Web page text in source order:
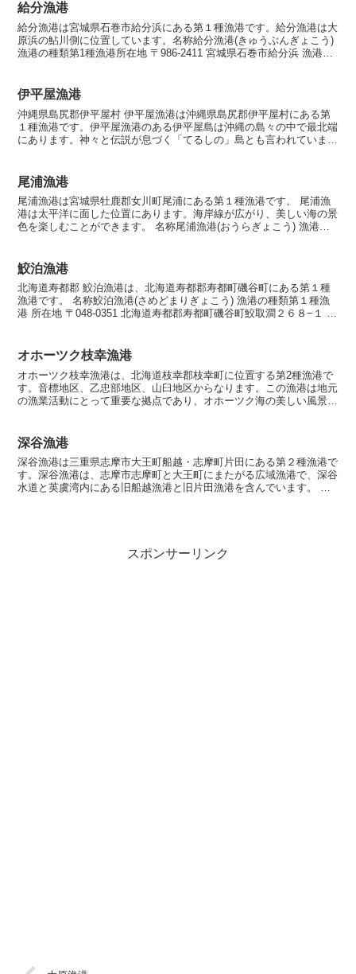
給分漁港
給分漁港は宮城県石巻市給分浜にある第１種漁港です。給分漁港は大
原浜の鮎川側に位置しています。名称給分漁港(きゅうぶんぎょこう)
漁港の種類第1種漁港所在地 〒986-2411 宮城県石巻市給分浜 漁港指
伊平屋漁港
沖縄県島尻郡伊平屋村 伊平屋漁港は沖縄県島尻郡伊平屋村にある第
１種漁港です。伊平屋漁港のある伊平屋島は沖縄の島々の中で最北端
にあります。神々と伝説が息づく「てるしの」島とも言われていま
尾浦漁港
尾浦漁港は宮城県牡鹿郡女川町尾浦にある第１種漁港です。 尾浦漁
港は太平洋に面した位置にあります。海岸線が広がり、美しい海の景
色を楽しむことができます。 名称尾浦漁港(おうらぎょこう) 漁港の
鮫泊漁港
北海道寿都郡 鮫泊漁港は、北海道寿都郡寿都町磯谷町にある第１種
漁港です。 名称鮫泊漁港(さめどまりぎょこう) 漁港の種類第１種漁
港 所在地 〒048-0351 北海道寿都郡寿都町磯谷町鮫取澗２６８−１ 漁
オホーツク枝幸漁港
オホーツク枝幸漁港は、北海道枝幸郡枝幸町に位置する第2種漁港で
す。音標地区、乙忠部地区、山臼地区からなります。この漁港は地元
の漁業活動にとって重要な拠点であり、オホーツク海の美しい風景と
深谷漁港
深谷漁港は三重県志摩市大王町船越・志摩町片田にある第２種漁港で
す。深谷漁港は、志摩市志摩町と大王町にまたがる広域漁港で、深谷
水道と英虞湾内にある旧船越漁港と旧片田漁港を含んでいます。 名
スポンサーリンク